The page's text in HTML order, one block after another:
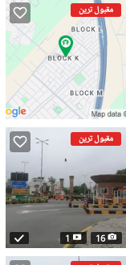
مقبول ترین
مقبول ترین
16
1